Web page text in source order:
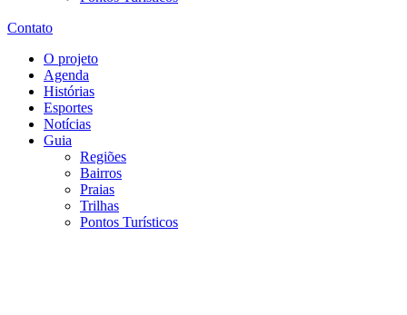
Contato
O projeto
Agenda
Histórias
Esportes
Notícias
Guia
Regiões
Bairros
Praias
Trilhas
Pontos Turísticos